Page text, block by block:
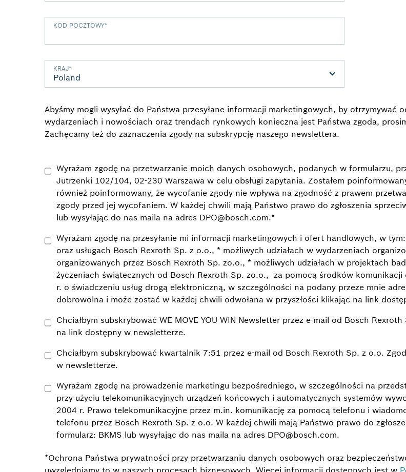
KOD POCZTOWY*
KRAJ*
Abyśmy mogli wysyłać do Państwa przesyłane informacji marketingowych, by
wydarzeniach i nowościach oraz trendach rynkowych konieczna jest Państwa zgoda,
Zachęcamy też do zaznaczenia zgody na subskrypcję naszego newslettera.
Wyrażam zgodę na przetwarzanie moich danych osobowych, podanych w formularzu,
Jutrzenki 102/104, 02-230 Warszawa w celu obsługi zapytania. Zostałem
również poinformowany, że wycofanie zgody nie wpływa na zgodność z prawem
zgody przed jej wycofaniem. W każdej chwili mają Państwo prawo do zgłoszenia
lub wysyłając do nas maila na adres DPO@bosch.com.*
Wyrażam zgodę na przesyłanie mi informacji marketingowych i ofert handlowych, w
oraz usługach Bosch Rexroth Sp. z o.o., * możliwych udziałach w wydarzeniach
organizowanych przez Bosch Rexroth Sp. zo.o., * możliwych udziałach w projektach
życzeniach świątecznych od Bosch Rexroth Sp. zo.o., za pomocą środków
r. o świadczeniu usług drogą elektroniczną, w szczególności na podany przeze mnie
dobrowolna i może zostać w każdej chwili odwołana w przyszłości klikając na link
Chciałbym subskrybować WE MOVE YOU WIN Newsletter przez e-mail od Bosch Rexroth Sp. z o.o. Zgodę tę mogę w każdej chwili odwołać klikając
na link dostępny w newsletterze.
Chciałbym subskrybować kwartalnik 7:51 przez e-mail od Bosch Rexroth Sp. z o.o.
w newsletterze.
Wyrażam zgodę na prowadzenie marketingu bezpośredniego, w szczególności na
przy użyciu telekomunikacyjnych urządzeń końcowych i automatycznych systemów
2004 r. Prawo telekomunikacyjne przez m.in. komunikację za pomocą telefonu i
telefonu przez Bosch Rexroth Sp. z o.o. W każdej chwili mają Państwo prawo do
formularz: BKMS lub wysyłając do nas maila na adres DPO@bosch.com.
*Ochrona Państwa prywatności przy przetwarzaniu danych osobowych oraz
uwzględniamy to w naszych procesach biznesowych. Więcej informacji dostępnych jest w